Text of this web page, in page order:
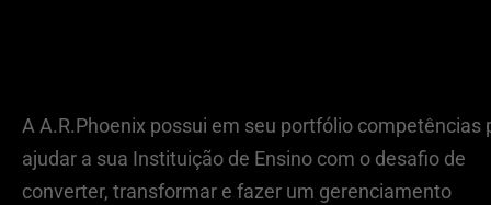
A A.R.Phoenix possui em seu portfólio competências
ajudar a sua Instituição de Ensino com o desafio de
converter, transformar e fazer um gerenciamento